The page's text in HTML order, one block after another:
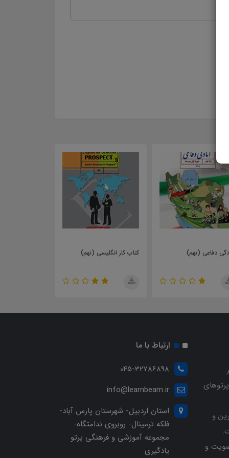
کتاب کار انگلیسی (نهم) انگلیسی (نهم)
و
و
ارتباط با ما
045-32786898
info@learnbeam.ir
استان اردبیل- شهرستان پارس آباد-
فلکه ترمینال- روبروی ندامتگاه-
مجموعه آموزشی و فرهنگی پرتو
یادگیری